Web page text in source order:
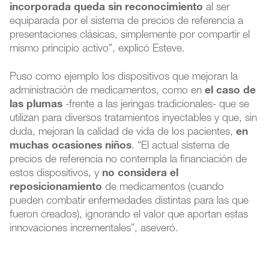
incorporada queda sin reconocimiento al ser
equiparada por el sistema de precios de referencia a
presentaciones clásicas, simplemente por compartir el
mismo principio activo”, explicó Esteve.
Puso como ejemplo los dispositivos que mejoran la
administración de medicamentos, como enel caso de
las plumas -frente a las jeringas tradicionales- que se
utilizan para diversos tratamientos inyectables y que, sin
duda, mejoran la calidad de vida de los pacientes,en
muchas ocasiones niños. “El actual sistema de
precios de referencia no contempla la financiación de
estos dispositivos, y no considera el
reposicionamiento de medicamentos (cuando
pueden combatir enfermedades distintas para las que
fueron creados), ignorando el valor que aportan estas
innovaciones incrementales”, aseveró.